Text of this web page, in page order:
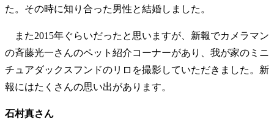
た。その時に知り合った男性と結婚しました。
また2015年ぐらいだったと思いますが、新報でカメラマン
の斉藤光一さんのペット紹介コーナーがあり、我が家のミニ
チュアダックスフンドのリロを撮影していただきました。新
報にはたくさんの思い出があります。
石村真さん